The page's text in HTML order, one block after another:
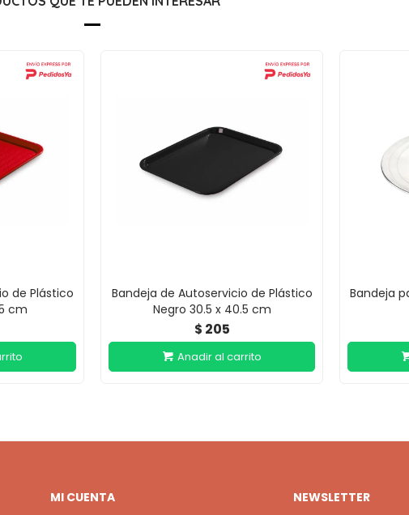
de Plástico
cm
Bandeja de Autoservicio de Plástico
Negro 30.5 x 40.5 cm
$ 205
Bandeja
MI CUENTA NEWSLETTER